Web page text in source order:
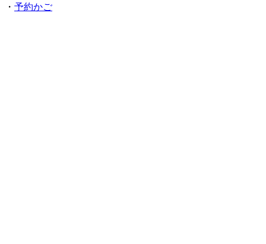
・ 予約かご